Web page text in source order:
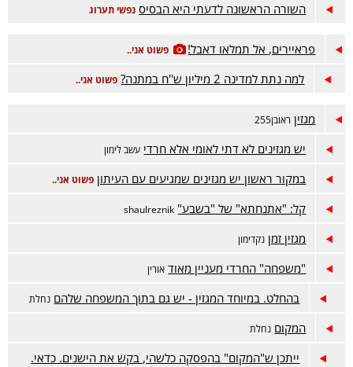
השורה הראשונה לדעתי היא הבסיס נפשי תערוג
פראיירים, אל תמלאו דאבל! פשוט אני..
למה נתת למדינה 2 מיליון ש''ח במתנה? פשוט אני..
מגזין ראובן255
יש מגזינים לא דתי לאומי אלא חרדי עשב לימון
במקור ראשון יש מגזינים שמגיעים עם העיתון פשוט אני..
קל: "אתנחתא" של "בשבע" shaulreznik
מגזין זמן נקדימון
"משפחה" החרדי מעניין מאוד אורין
בהחלט. במיוחד המגזין - יש גם בתוך המשפחה שלהם נחלת
המקום נחלת
ייתכן ש"המקום" בהפסקה כלשהי, בקש את הישנים. כדאי.